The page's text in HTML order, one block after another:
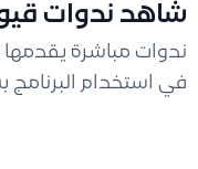
شاهد ندوات
ندوات مباشرة
في استخدام البرنامج